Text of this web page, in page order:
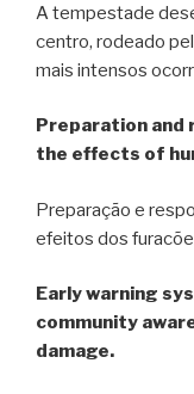
A tempestade
centro, rodeado
mais intensos
Preparation and
the effects of
Preparação e
efeitos dos
Early warning
community
damage.